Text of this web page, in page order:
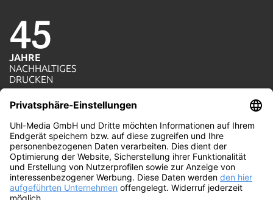
45
JAHRE
NACHHALTIGES
DRUCKEN
1=1
AKTION
JE AUFTRAG WIRD
EIN BAUM GEPFLANZT
100%